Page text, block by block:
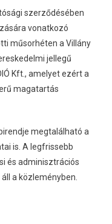
szerződésében
vonatkozó
műsorhéten a Villány
jellegű
Kft., amelyet ezért a
magatartás
megtalálható a
is. A legfrissebb
és adminisztrációs
a közleményben.